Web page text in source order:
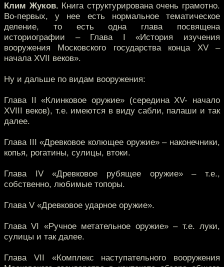
Клим Жуков. Книга структурирована очень грамотно.
Во-первых, у нее есть нормальное тематическое
деление, то есть одна глава посвящена
историографии – Глава I «История изучения
вооружения Московского государства конца XV –
начала XVII веков».
Ну и дальше по видам вооружения:
Глава II «Клинковое оружие» (середина XV- начало
XVIII веков), т.е. имеются в виду сабли, палаши и так
далее.
Глава III «Древковое колющее оружие» – наконечники,
копья, рогатины, сулицы, втоки.
Глава IV «Древковое рубящее оружие» – т.е.,
собственно, любимые топоры.
Глава V «Древковое ударное оружие».
Глава VI «Ручное метательное оружие» – т.е. луки,
сулицы и так далее.
Глава VII «Комплекс наступательного вооружения